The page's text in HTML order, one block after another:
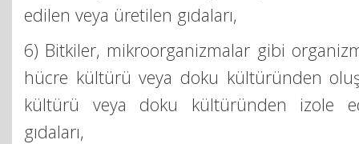
edilen veya üretilen gıdaları,
6) Bitkiler, mikroorganizmalar gibi
hücre kültürü veya doku kültüründen
kültürü veya doku kültüründen izole
gıdaları,